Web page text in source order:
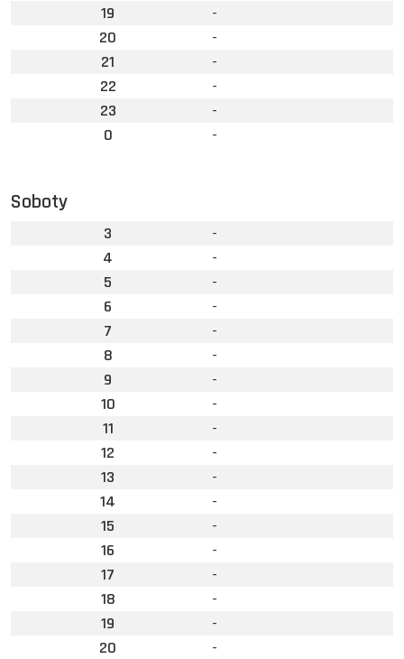
19
-
20
-
21
-
22
-
23
-
0
-
Soboty
3
-
4
-
5
-
6
-
7
-
8
-
9
-
10
-
11
-
12
-
13
-
14
-
15
-
16
-
17
-
18
-
19
-
20
-